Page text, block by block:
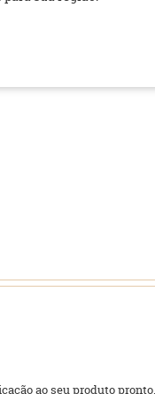
ao seu produto